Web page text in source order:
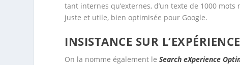
tant internes qu’externes, d’un texte de 1000
juste et utile, bien optimisée pour Google.
INSISTANCE SUR
On la nomme également leSearch eXperience